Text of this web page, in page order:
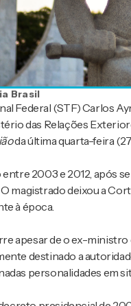
Brasil
Federal (STF) Carlos
das Relações
da última quarta-feira
2003 e 2012, após
magistrado deixou a
à época.
apesar de o ex-ministro
destinado a
personalidades em